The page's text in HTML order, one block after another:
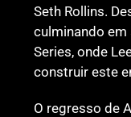
Seth Rollins.
culminando em
Series, onde
construir este
O regresso de